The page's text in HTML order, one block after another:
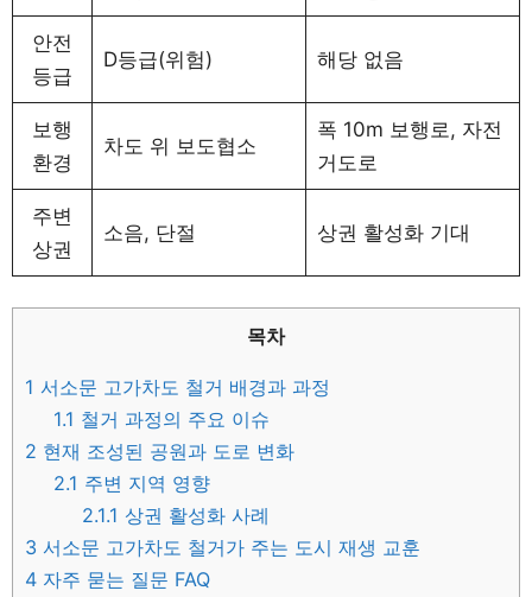
안전
등급
D등급(위험) 해당 없음
보행
환경
차도 위 보도협소
폭 10m 보행로, 자전
거도로
주변
상권
소음, 단절 상권 활성화 기대
목차
1 서소문 고가차도 철거 배경과 과정
1.1 철거 과정의 주요 이슈
2 현재 조성된 공원과 도로 변화
2.1 주변 지역 영향
2.1.1 상권 활성화 사례
3 서소문 고가차도 철거가 주는 도시 재생 교훈
4 자주 묻는 질문 FAQ